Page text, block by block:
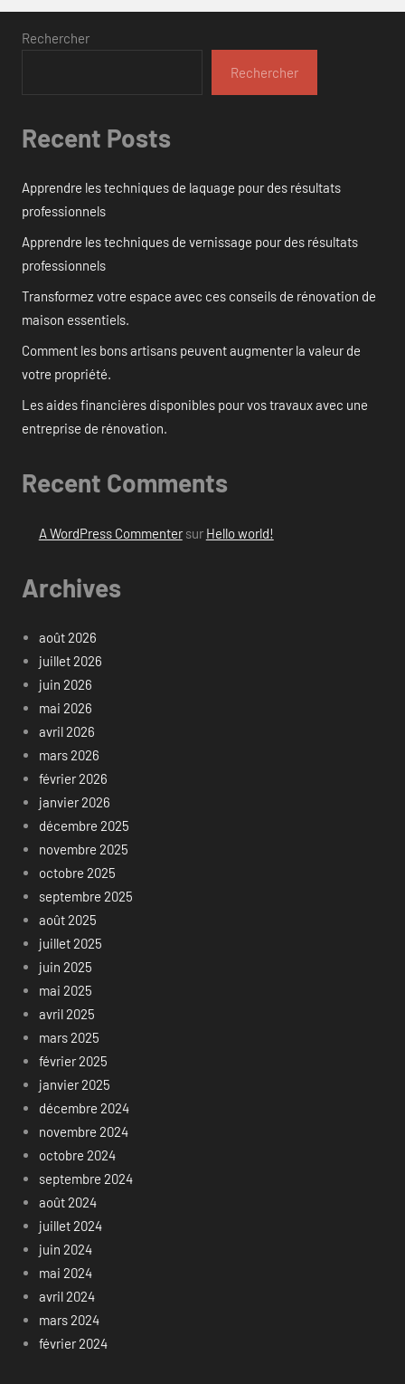
Rechercher
Rechercher
Recent Posts
Apprendre les techniques de laquage pour des résultats
professionnels
Apprendre les techniques de vernissage pour des résultats
professionnels
Transformez votre espace avec ces conseils de rénovation de
maison essentiels.
Comment les bons artisans peuvent augmenter la valeur de
votre propriété.
Les aides financières disponibles pour vos travaux avec une
entreprise de rénovation.
Recent Comments
A WordPress Commentersur Hello world!
Archives
août 2026
juillet 2026
juin 2026
mai 2026
avril 2026
mars 2026
février 2026
janvier 2026
décembre 2025
novembre 2025
octobre 2025
septembre 2025
août 2025
juillet 2025
juin 2025
mai 2025
avril 2025
mars 2025
février 2025
janvier 2025
décembre 2024
novembre 2024
octobre 2024
septembre 2024
août 2024
juillet 2024
juin 2024
mai 2024
avril 2024
mars 2024
février 2024